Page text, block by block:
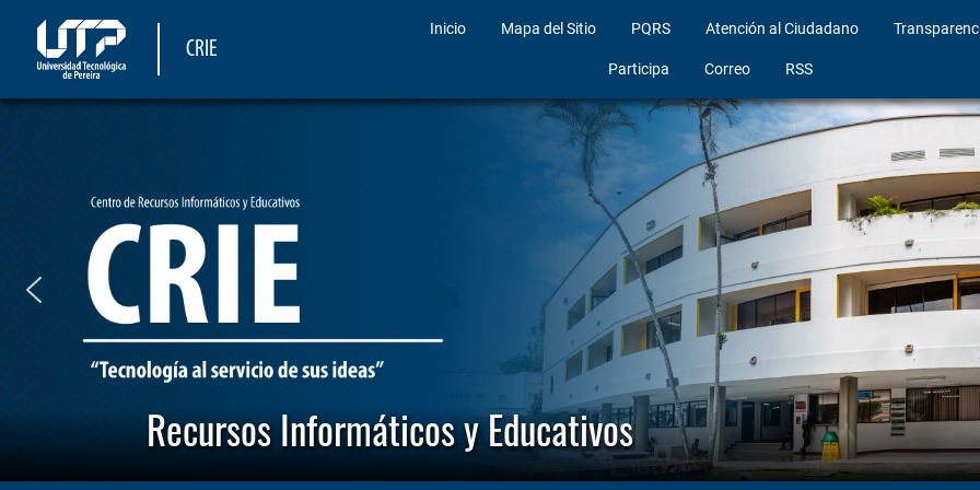
CRIE
Inicio Mapa del Sitio PQRS Atención al Ciudadano
Participa Correo RSS
Recursos Informáticos y Educativos